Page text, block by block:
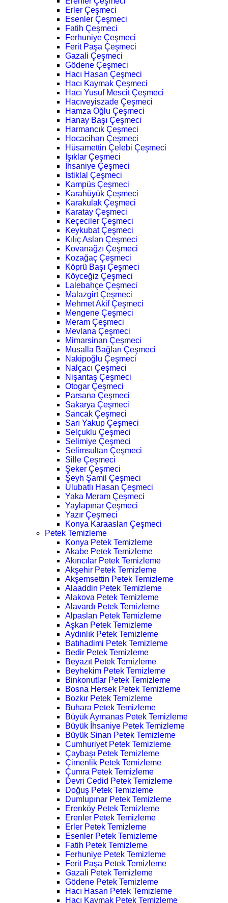
Erler Çeşmeci
Esenler Çeşmeci
Fatih Çeşmeci
Ferhuniye Çeşmeci
Ferit Paşa Çeşmeci
Gazali Çeşmeci
Gödene Çeşmeci
Hacı Hasan Çeşmeci
Hacı Kaymak Çeşmeci
Hacı Yusuf Mescit Çeşmeci
Hacıveyiszade Çeşmeci
Hamza Oğlu Çeşmeci
Hanay Başı Çeşmeci
Harmancık Çeşmeci
Hocacihan Çeşmeci
Hüsamettin Çelebi Çeşmeci
Işıklar Çeşmeci
İhsaniye Çeşmeci
İstiklal Çeşmeci
Kampüs Çeşmeci
Karahüyük Çeşmeci
Karakulak Çeşmeci
Karatay Çeşmeci
Keçeciler Çeşmeci
Keykubat Çeşmeci
Kılıç Aslan Çeşmeci
Kovanağzı Çeşmeci
Kozağaç Çeşmeci
Köprü Başı Çeşmeci
Köyceğiz Çeşmeci
Lalebahçe Çeşmeci
Malazgirt Çeşmeci
Mehmet Akif Çeşmeci
Mengene Çeşmeci
Meram Çeşmeci
Mevlana Çeşmeci
Mimarsinan Çeşmeci
Musalla Bağları Çeşmeci
Nakipoğlu Çeşmeci
Nalçacı Çeşmeci
Nişantaş Çeşmeci
Otogar Çeşmeci
Parsana Çeşmeci
Sakarya Çeşmeci
Sancak Çeşmeci
Sarı Yakup Çeşmeci
Selçuklu Çeşmeci
Selimiye Çeşmeci
Selimsultan Çeşmeci
Sille Çeşmeci
Şeker Çeşmeci
Şeyh Şamil Çeşmeci
Ulubatlı Hasan Çeşmeci
Yaka Meram Çeşmeci
Yaylapınar Çeşmeci
Yazır Çeşmeci
Konya Karaaslan Çeşmeci
Petek Temizleme
Konya Petek Temizleme
Akabe Petek Temizleme
Akıncılar Petek Temizleme
Akşehir Petek Temizleme
Akşemsettin Petek Temizleme
Alaaddin Petek Temizleme
Alakova Petek Temizleme
Alavardı Petek Temizleme
Alpaslan Petek Temizleme
Aşkan Petek Temizleme
Aydınlık Petek Temizleme
Batıhadimi Petek Temizleme
Bedir Petek Temizleme
Beyazıt Petek Temizleme
Beyhekim Petek Temizleme
Binkonutlar Petek Temizleme
Bosna Hersek Petek Temizleme
Bozkır Petek Temizleme
Buhara Petek Temizleme
Büyük Aymanas Petek Temizleme
Büyük İhsaniye Petek Temizleme
Büyük Sinan Petek Temizleme
Cumhuriyet Petek Temizleme
Çaybaşı Petek Temizleme
Çimenlik Petek Temizleme
Çumra Petek Temizleme
Devri Cedid Petek Temizleme
Doğuş Petek Temizleme
Dumlupınar Petek Temizleme
Erenköy Petek Temizleme
Erenler Petek Temizleme
Erler Petek Temizleme
Esenler Petek Temizleme
Fatih Petek Temizleme
Ferhuniye Petek Temizleme
Ferit Paşa Petek Temizleme
Gazali Petek Temizleme
Gödene Petek Temizleme
Hacı Hasan Petek Temizleme
Hacı Kaymak Petek Temizleme